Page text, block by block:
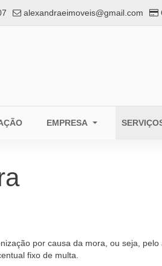
alexandraeimoveis@gmail.com
EMPRESA
por causa da mora, ou seja,
fixo de multa.